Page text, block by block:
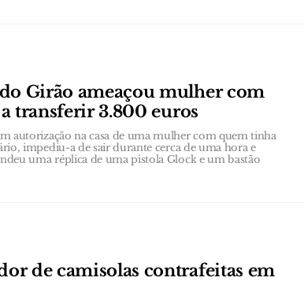
Girão ameaçou mulher com
transferir 3.800 euros
autorização na casa de uma mulher com quem tinha
impediu-a de sair durante cerca de uma hora e
uma réplica de uma pistola Glock e um bastão
de camisolas contrafeitas em